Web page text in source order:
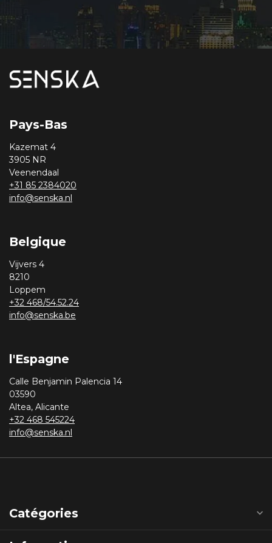
Pays-Bas
Kazemat 4
3905 NR
Veenendaal
+31 85 2384020
info@senska.nl
Belgique
Vijvers 4
8210
Loppem
+32 468/54.52.24
info@senska.be
l'Espagne
Calle Benjamin Palencia 14
03590
Altea, Alicante
+32 468 545224
info@senska.nl
Catégories